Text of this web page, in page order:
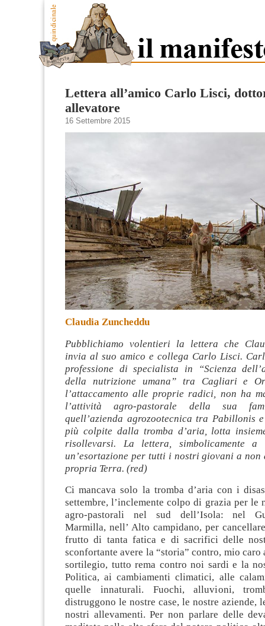
Lettera all’amico Carlo Lisci,
allevatore
16 Settembre 2015
Claudia Zuncheddu
Pubblichiamo volentieri la lettera che
invia al suo amico e collega Carlo Lisci.
professione di specialista in “Scienza
della nutrizione umana” tra Cagliari e
l’attaccamento alle proprie radici, non ha
l’attività agro-pastorale della sua
quell’azienda agrozootecnica tra Pabillonis
più colpite dalla tromba d’aria, lotta
risollevarsi. La lettera, simbolicamente
un’esortazione per tutti i nostri giovani a non
propria Terra. (red)
Ci mancava solo la tromba d’aria con i
settembre, l’inclemente colpo di grazia per le
agro-pastorali nel sud dell’Isola: nel
Marmilla, nell’ Alto campidano, per
frutto di tanta fatica e di sacrifici delle
sconfortante avere la “storia” contro, mio caro
sortilegio, tutto rema contro noi sardi e la
Politica, ai cambiamenti climatici, alle
quelle innaturali. Fuochi, alluvioni,
distruggono le nostre case, le nostre aziende,
nostri allevamenti. Per non parlare delle